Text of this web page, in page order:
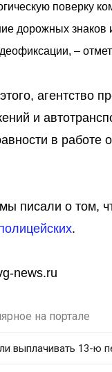
поверку
дорожных знаков
–
агентство
и
в работе
писали о том,
.
news.ru
на портале
выплачивать 13-ю